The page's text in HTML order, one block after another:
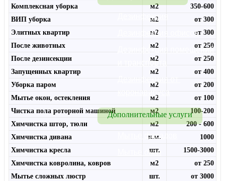
Дезинфекция
Дезинфекция офисов
Дезинфекция помещений
и транспорта
Дополнительные услуги
Мытье фасадов
Мытье окон
Комплексная уборка м2
350-600
ВИП уборка
м2
от 300
Элитных квартир
м2
от 300
После животных
м2
от 250
После дезинсекции
м2
от 250
Запущенных квартир
м2
от 400
Уборка паром
м2
от 200
Мытье окон, остекления
м2
от 100
Чистка пола роторной машиной
м2
100-200
Химчистка штор, тюли
м2
200 - 600
Химчистка дивана
п.м.
1000
Химчистка кресла
шт.
1500-3000
Химчистка ковролина, ковров
м2
от 250
Мытье сложных люстр
шт.
от 3000